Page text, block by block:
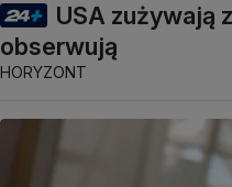
USA zużywają
obserwują
HORYZONT